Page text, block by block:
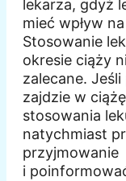
lekarza, gdyż
mieć wpływ
Stosowanie
okresie ciąży
zalecane.
zajdzie w
stosowania
natychmiast
przyjmowanie
i